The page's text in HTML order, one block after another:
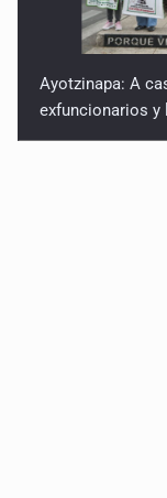
Ayotzinapa: A
exfuncionarios y